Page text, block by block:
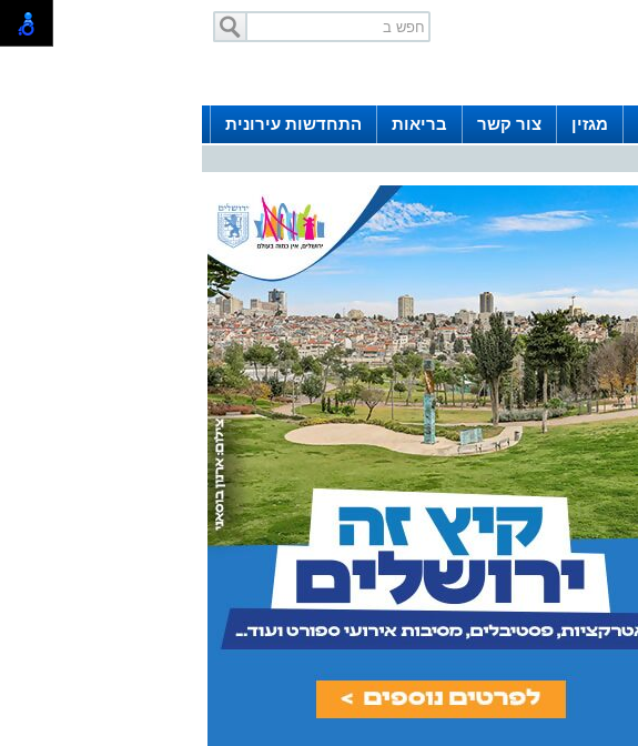
מגזין צור קשר בריאות
התחדשות עירונית